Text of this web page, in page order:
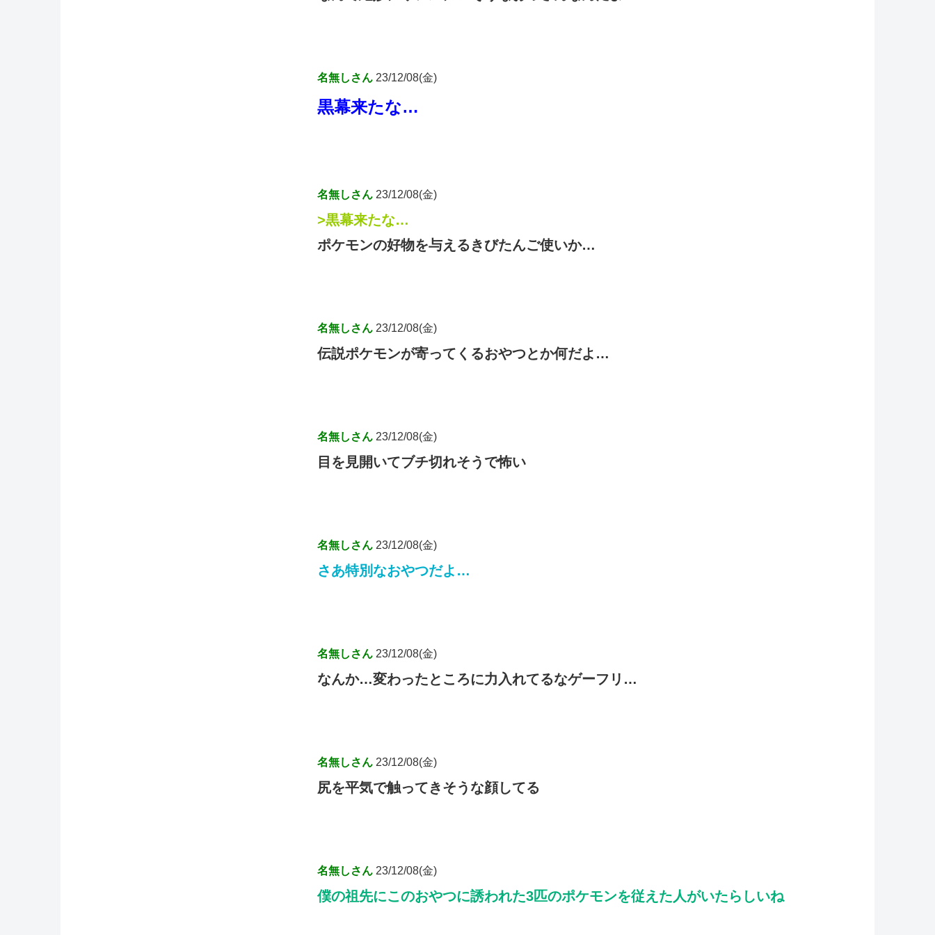
名無しさん 23/12/08(金)
黒幕来たな…
名無しさん 23/12/08(金)
>黒幕来たな…
ポケモンの好物を与えるきびたんご使いか…
名無しさん 23/12/08(金)
伝説ポケモンが寄ってくるおやつとか何だよ…
名無しさん 23/12/08(金)
目を見開いてブチ切れそうで怖い
名無しさん 23/12/08(金)
さあ特別なおやつだよ…
名無しさん 23/12/08(金)
なんか…変わったところに力入れてるなゲーフリ…
名無しさん 23/12/08(金)
尻を平気で触ってきそうな顔してる
名無しさん 23/12/08(金)
僕の祖先にこのおやつに誘われた3匹のポケモンを従えた人がいたらしいね